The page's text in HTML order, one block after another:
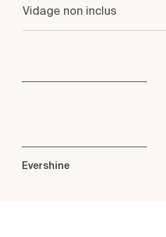
Vidage non inclus
Evershine